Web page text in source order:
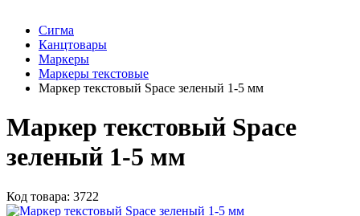
Сигма
Канцтовары
Маркеры
Маркеры текстовые
Маркер текстовый Space зеленый 1-5 мм
Маркер текстовый Space
зеленый 1-5 мм
Код товара: 3722